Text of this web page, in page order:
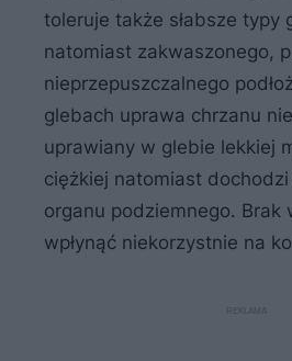
toleruje także słabsze typy
natomiast zakwaszonego,
nieprzepuszczalnego
glebach uprawa chrzanu
uprawiany w glebie lekkiej
ciężkiej natomiast
organu podziemnego. Brak
wpłynąć niekorzystnie na